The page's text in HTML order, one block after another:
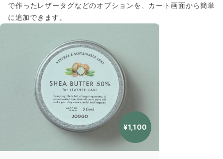
で作ったレザータグなどのオプションを、カート画面から簡単
に追加できます。
¥1,100